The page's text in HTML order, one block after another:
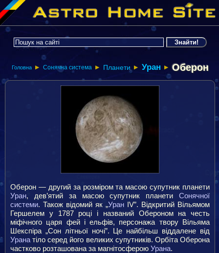
Головна ▶ Сонячна система ▶ Планети ▶ Уран ▶ Оберон
Оберон — другий за розміром та масою супутник планети
Уран, дев’ятий за масою супутник планети Сонячної
системи. Також відомий як „Уран IV”. Відкритий Вільямом
Гершелем у 1787 році і названий Обероном на честь
міфічного царя фей і ельфів, персонажа твору Вільяма
Шекспіра „Сон літньої ночі”. Це найбільш віддалене від
Урана тіло серед його великих супутників. Орбіта Оберона
частково розташована за магнітосферою Урана.